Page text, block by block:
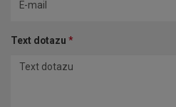
Text dotazu *